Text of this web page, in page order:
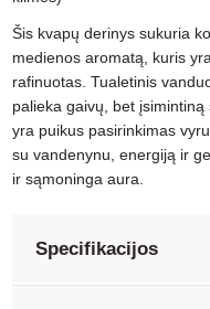
Šis kvapų derinys sukuria
medienos aromatą, kuris
rafinuotas. Tualetinis
palieka gaivų, bet įsimintiną
yra puikus pasirinkimas
su vandenynu, energiją ir
ir sąmoninga aura.
Specifikacijos